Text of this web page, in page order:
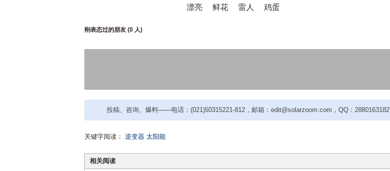
漂亮 鲜花 雷人 鸡蛋
刚表态过的朋友 (0 人)
投稿、咨询、爆料——电话：(021)50315221-812，邮箱：edit@solarzoom.com，QQ：2880163182
关键字阅读： 逆变器 太阳能
相关阅读